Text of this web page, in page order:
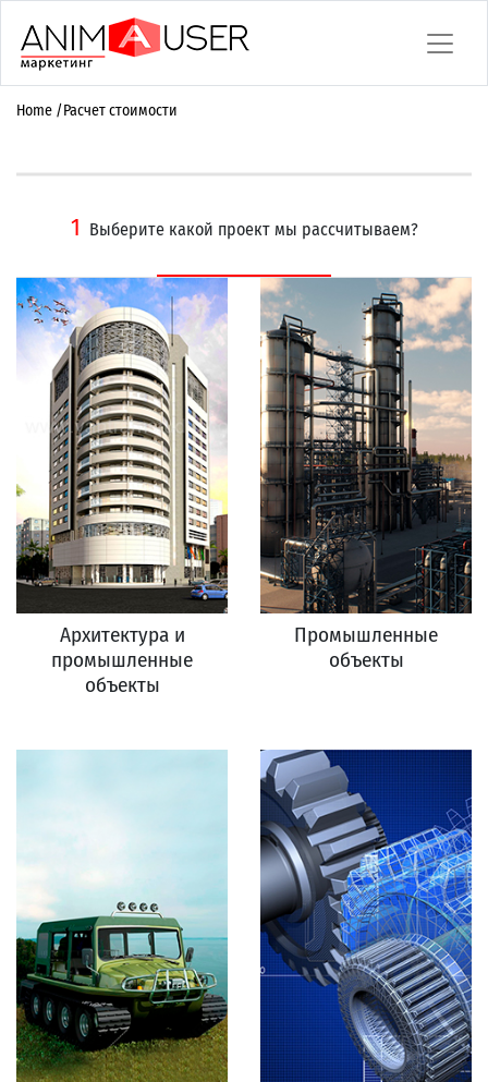
Home /Расчет стоимости
1 Выберите какой проект мы рассчитываем?
Архитектура и
промышленные
объекты
Промышленные
объекты